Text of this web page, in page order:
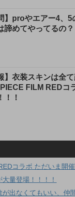
】proやエアー4、
諦めてやってるの？
】衣装スキンは全
FILM REDコ
！！
コラボ ただいま開
量登場！！！！
が出なくてもいい、仲